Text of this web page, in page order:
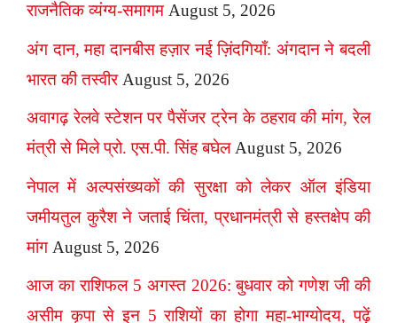
राजनैतिक व्यंग्य-समागम August 5, 2026
अंग दान, महा दानबीस हज़ार नई ज़िंदगियाँ: अंगदान ने बदली
भारत की तस्वीर August 5, 2026
अवागढ़ रेलवे स्टेशन पर पैसेंजर ट्रेन के ठहराव की मांग, रेल
मंत्री से मिले प्रो. एस.पी. सिंह बघेल August 5, 2026
नेपाल में अल्पसंख्यकों की सुरक्षा को लेकर ऑल इंडिया
जमीयतुल कुरैश ने जताई चिंता, प्रधानमंत्री से हस्तक्षेप की
मांग August 5, 2026
आज का राशिफल 5 अगस्त 2026: बुधवार को गणेश जी की
असीम कृपा से इन 5 राशियों का होगा महा-भाग्योदय, पढ़ें